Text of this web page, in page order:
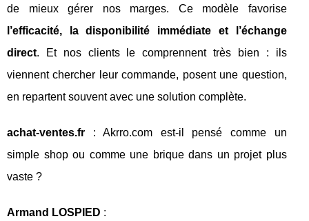
de mieux gérer nos marges. Ce modèle favorise
l’efficacité, la disponibilité immédiate et l’échange
direct. Et nos clients le comprennent très bien : ils
viennent chercher leur commande, posent une question,
en repartent souvent avec une solution complète.
achat-ventes.fr : Akrro.com est-il pensé comme un
simple shop ou comme une brique dans un projet plus
vaste ?
Armand LOSPIED :